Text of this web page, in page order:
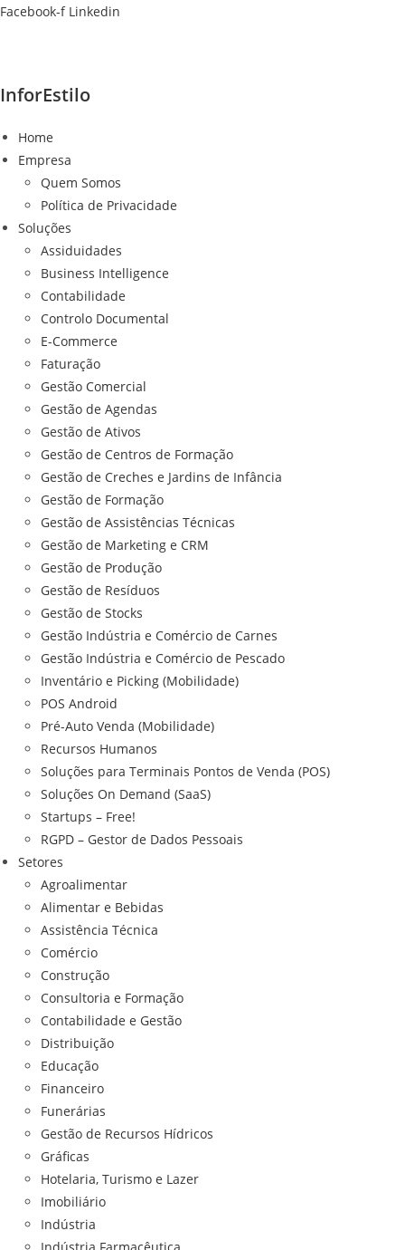
Ir
Facebook-f Linkedin
InforEstilo
Home
Empresa
Quem Somos
Política de Privacidade
Soluções
Assiduidades
Business Intelligence
Contabilidade
Controlo Documental
E-Commerce
Faturação
Gestão Comercial
Gestão de Agendas
Gestão de Ativos
Gestão de Centros de Formação
Gestão de Creches e Jardins de Infância
Gestão de Formação
Gestão de Assistências Técnicas
Gestão de Marketing e CRM
Gestão de Produção
Gestão de Resíduos
Gestão de Stocks
Gestão Indústria e Comércio de Carnes
Gestão Indústria e Comércio de Pescado
Inventário e Picking (Mobilidade)
POS Android
Pré-Auto Venda (Mobilidade)
Recursos Humanos
Soluções para Terminais Pontos de Venda (POS)
Soluções On Demand (SaaS)
Startups – Free!
RGPD – Gestor de Dados Pessoais
Setores
Agroalimentar
Alimentar e Bebidas
Assistência Técnica
Comércio
Construção
Consultoria e Formação
Contabilidade e Gestão
Distribuição
Educação
Financeiro
Funerárias
Gestão de Recursos Hídricos
Gráficas
Hotelaria, Turismo e Lazer
Imobiliário
Indústria